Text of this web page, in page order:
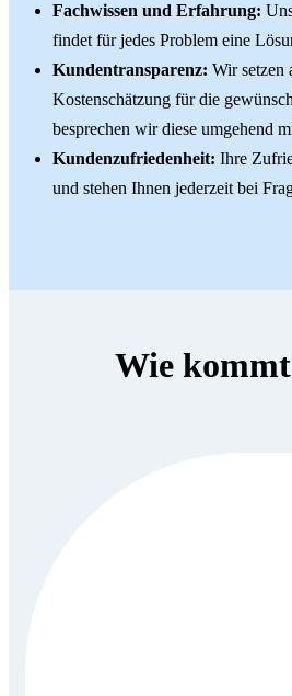
Fachwissen und Erfahrung:
findet für jedes Problem eine
Kundentransparenz: Wir setzen
Kostenschätzung für die
besprechen wir diese umgehend
Kundenzufriedenheit: Ihre
und stehen Ihnen jederzeit bei
Wie